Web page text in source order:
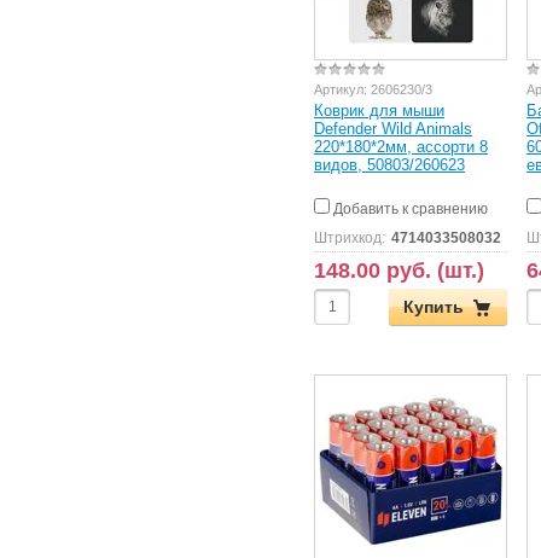
Артикул: 2606230/3
Коврик для мыши
Defender Wild Animals
220*180*2мм, ассорти 8
видов, 50803/260623
Добавить к сравнению
Штрихкод: 4714033508032
148.00 руб. (шт.)
Купить